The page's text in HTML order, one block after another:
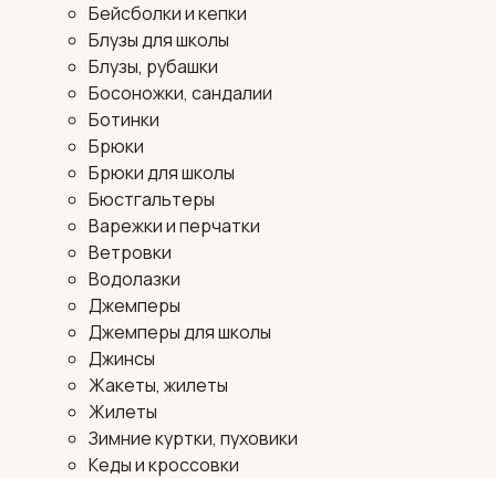
Бейсболки и кепки
Блузы для школы
Блузы, рубашки
Босоножки, сандалии
Ботинки
Брюки
Брюки для школы
Бюстгальтеры
Варежки и перчатки
Ветровки
Водолазки
Джемперы
Джемперы для школы
Джинсы
Жакеты, жилеты
Жилеты
Зимние куртки, пуховики
Кеды и кроссовки